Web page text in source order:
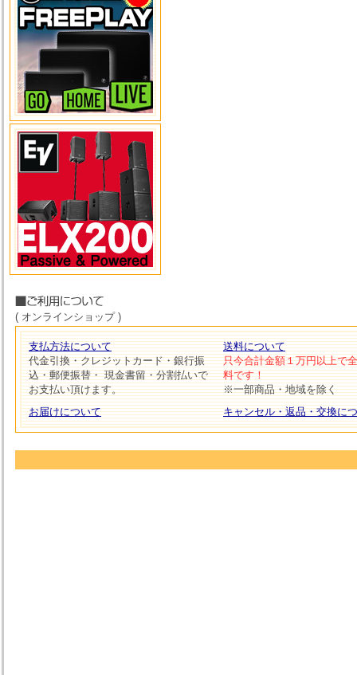
( オンラインショップ )
支払方法について
代金引換・クレジットカード・銀行振
込・郵便振替・ 現金書留・分割払いで
お支払い頂けます。
お届けについて
送料について
只今合計金額１万円以上で
料です！
※一部商品・地域を除く
キャンセル・返品・交換に